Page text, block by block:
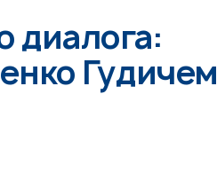
диалога:
Гудичем